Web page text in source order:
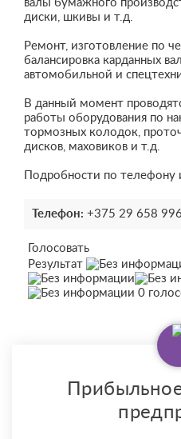
валы бумажного
диски, шкивы и т.д.
Ремонт, изготовление по
балансировка карданных
автомобильной и
В данный момент
работы оборудования по
тормозных колодок,
дисков, маховиков и т.д.
Подробности по телефону
Телефон: +375 29 658
Голосовать
Результат
0